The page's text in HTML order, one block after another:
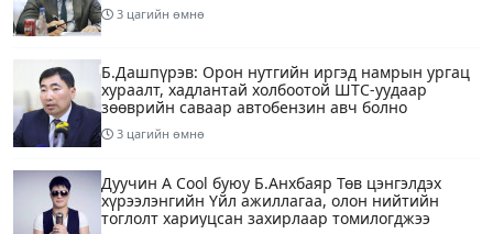
3 цагийн өмнө
Б.Дашпүрэв: Орон нутгийн иргэд намрын ургац
хураалт, хадлантай холбоотой ШТС-уудаар
зөөврийн саваар автобензин авч болно
3 цагийн өмнө
Дуучин A Cool буюу Б.Анхбаяр Төв цэнгэлдэх
хүрээлэнгийн Үйл ажиллагаа, олон нийтийн
тоглолт хариуцсан захирлаар томилогджээ